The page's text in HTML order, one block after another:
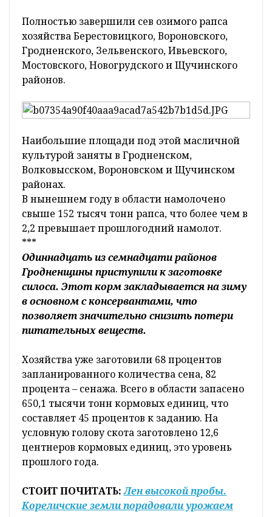
Полностью завершили сев озимого рапса
хозяйства Берестовицкого, Вороновского,
Гродненского, Зельвенского, Ивьевского,
Мостовского, Новогрудского и Щучинского
районов.
Наибольшие площади под этой масличной
культурой заняты в Гродненском,
Волковысском, Вороновском и Щучинском
районах.
В нынешнем году в области намолочено
свыше 152 тысяч тонн рапса, что более чем в
2,2 превышает прошлогодний намолот.
***
Одиннадцать из семнадцати районов
Гродненщины приступили к заготовке
силоса. Этот корм закладывается на зиму
в основном с консервантами, что
позволяет значительно снизить потери
питательных веществ.
Хозяйства уже заготовили 68 процентов
запланированного количества сена, 82
процента – сенажа. Всего в области запасено
650,1 тысячи тонн кормовых единиц, что
составляет 45 процентов к заданию. На
условную голову скота заготовлено 12,6
центнеров кормовых единиц, это уровень
прошлого года.
СТОИТ ПОЧИТАТЬ: Лен высокой пробы.
Кореличские земли порадовали урожаем